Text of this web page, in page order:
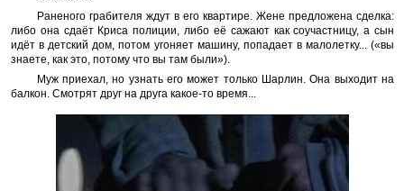
Раненого грабителя ждут в его квартире. Жене предложена сделка:
либо она сдаёт Криса полиции, либо её сажают как соучастницу, а сын
идёт в детский дом, потом угоняет машину, попадает в малолетку... («вы
знаете, как это, потому что вы там были»).
Муж приехал, но узнать его может только Шарлин. Она выходит на
балкон. Смотрят друг на друга какое-то время...